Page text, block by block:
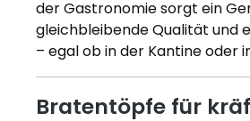
der Gastronomie sorgt ein
gleichbleibende Qualität und
– egal ob in der Kantine oder
Bratentöpfe für